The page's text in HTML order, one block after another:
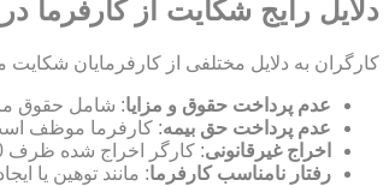
دلایل رایج شکایت از کارفرما
کارگران به دلایل مختلفی از کارفرمایان شکایت
عدم پرداخت حقوق و مزایا: شامل حقوق
عدم پرداخت حق بیمه: کارفرما موظف است 23% از حق بیمه را پرداخت کند و 7% از حقوق کارگر
اخراج غیرقانونی: کارگر اخراج شده ظرف 30 روز فرصت دارد برای بازگشت به کار یا دریافت بیمه بیکاری شکایت کند.
رفتار نامناسب کارفرما: مانند توهین یا